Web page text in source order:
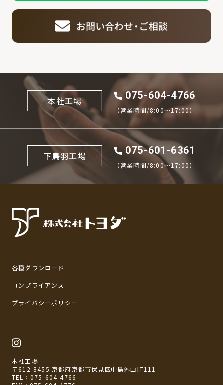
本社工場 075-604-4766
（営業時間/8:00〜17:00）
下鳥羽工場 075-601-6361
（営業時間/8:00〜17:00）
各種ダウンロード
コンプライアンス
プライバシーポリシー
本社工場
〒612-8455 京都府京都市伏見区中島外山町111
TEL： 075-604-4766